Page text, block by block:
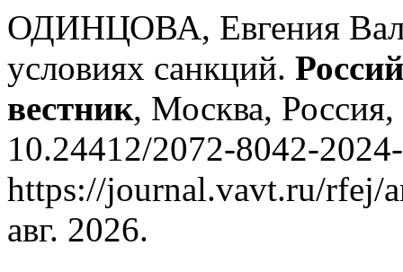
ОДИНЦОВА, Евгения
условиях санкций.
вестник, Москва,
10.24412/2072-8042-
https://journal.vavt.ru/rfej/
авг. 2026.